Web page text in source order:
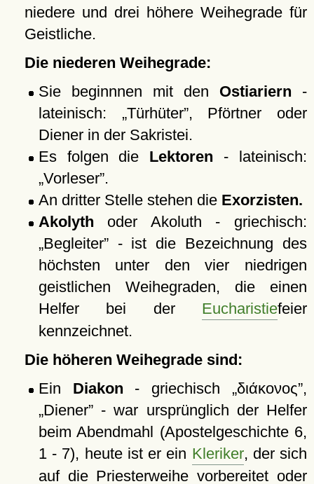
niedere und drei höhere Weihegrade für
Geistliche.
Die niederen Weihegrade:
Sie beginnnen mit den Ostiariern -
lateinisch:
Türhüter , Pförtner oder
Diener in der Sakristei.
Es folgen die Lektoren - lateinisch:
Vorleser .
An dritter Stelle stehen die Exorzisten.
Akolyth oder Akoluth - griechisch:
Begleiter - ist die Bezeichnung des
höchsten unter den vier niedrigen
geistlichen Weihegraden, die einen
Helfer bei der Eucharistiefeier
kennzeichnet.
Die höheren Weihegrade sind:
Ein Diakon - griechisch διάκονος ,
Diener - war ursprünglich der Helfer
beim Abendmahl (Apostelgeschichte 6,
1 - 7), heute ist er ein Kleriker, der sich
auf die Priesterweihe vorbereitet oder